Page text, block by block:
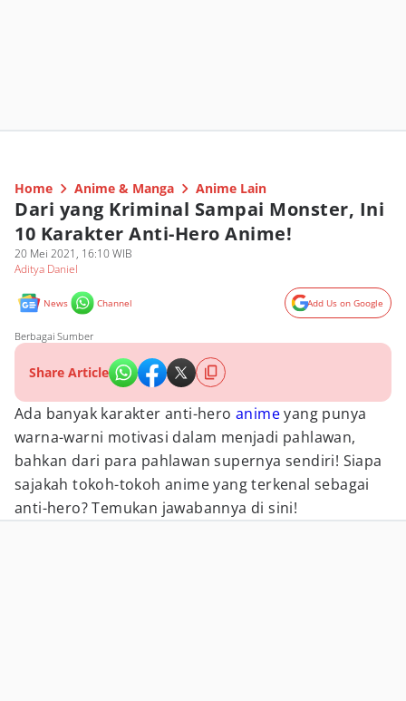
Home Anime & Manga Anime Lain
Dari yang Kriminal Sampai Monster, Ini
10 Karakter Anti-Hero Anime!
20 Mei 2021, 16:10 WIB
Aditya Daniel
News Channel Add Us on Google
Berbagai Sumber
Share Article
Ada banyak karakter anti-hero animeyang punya
warna-warni motivasi dalam menjadi pahlawan,
bahkan dari para pahlawan supernya sendiri! Siapa
sajakah tokoh-tokoh anime yang terkenal sebagai
anti-hero? Temukan jawabannya di sini!